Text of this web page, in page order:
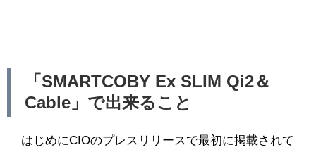
「SMARTCOBY Ex SLIM Qi2＆
Cable」で出来ること
はじめにCIOのプレスリリースで最初に掲載されて